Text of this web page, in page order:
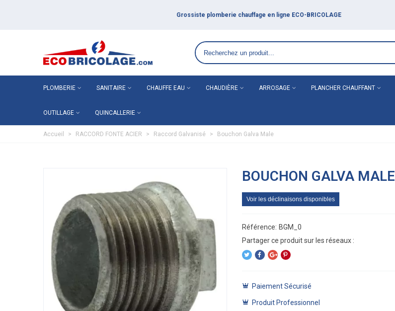
Grossiste plomberie chauffage en ligne ECO-BRICOLAGE
PLOMBERIE SANITAIRE CHAUFFE EAU CHAUDIÈRE ARROSAGE PLANCHER CHAUFFANT
OUTILLAGE QUINCALLERIE
Accueil > RACCORD FONTE ACIER > Raccord Galvanisé > Bouchon Galva Male
BOUCHON GALVA MALE
Voir les déclinaisons disponibles
Référence: BGM_0
Paiement Sécurisé
Produit Professionnel